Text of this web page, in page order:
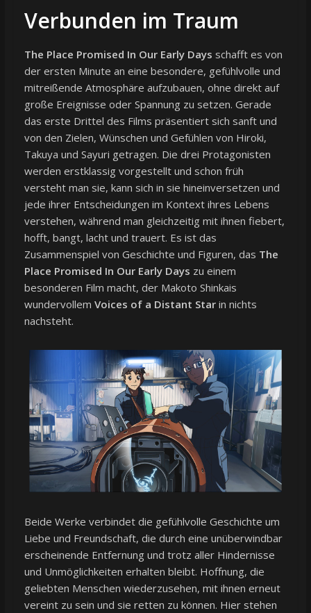
Verbunden im Traum
The Place Promised In Our Early Days schafft es von
der ersten Minute an eine besondere, gefühlvolle und
mitreißende Atmosphäre aufzubauen, ohne direkt auf
große Ereignisse oder Spannung zu setzen. Gerade
das erste Drittel des Films präsentiert sich sanft und
von den Zielen, Wünschen und Gefühlen von Hiroki,
Takuya und Sayuri getragen. Die drei Protagonisten
werden erstklassig vorgestellt und schon früh
versteht man sie, kann sich in sie hineinversetzen und
jede ihrer Entscheidungen im Kontext ihres Lebens
verstehen, während man gleichzeitig mit ihnen fiebert,
hofft, bangt, lacht und trauert. Es ist das
Zusammenspiel von Geschichte und Figuren, das The
Place Promised In Our Early Days zu einem
besonderen Film macht, der Makoto Shinkais
wundervollem Voices of a Distant Starin nichts
nachsteht.
Beide Werke verbindet die gefühlvolle Geschichte um
Liebe und Freundschaft, die durch eine unüberwindbar
erscheinende Entfernung und trotz aller Hindernisse
und Unmöglichkeiten erhalten bleibt. Hoffnung, die
geliebten Menschen wiederzusehen, mit ihnen erneut
vereint zu sein und sie retten zu können. Hier stehen